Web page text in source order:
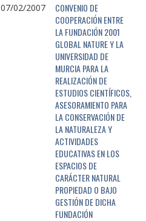
07/02/2007
CONVENIO DE
COOPERACIÓN ENTRE
LA FUNDACIÓN 2001
GLOBAL NATURE Y LA
UNIVERSIDAD DE
MURCIA PARA LA
REALIZACIÓN DE
ESTUDIOS CIENTÍFICOS,
ASESORAMIENTO PARA
LA CONSERVACIÓN DE
LA NATURALEZA Y
ACTIVIDADES
EDUCATIVAS EN LOS
ESPACIOS DE
CARÁCTER NATURAL
PROPIEDAD O BAJO
GESTIÓN DE DICHA
FUNDACIÓN